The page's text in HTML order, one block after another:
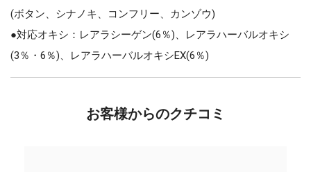
(ボタン、シナノキ、コンフリー、カンゾウ)
●対応オキシ：レアラシーゲン(6％)、レアラハーバルオキシ
(3％・6％)、レアラハーバルオキシEX(6％)
お客様からのクチコミ